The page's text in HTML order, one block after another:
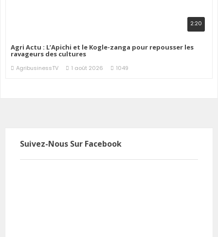
2:20
Agri Actu : L’Apichi et le Kogle-zanga pour repousser les
ravageurs des cultures
AgribusinessTV 1 août 2026 1049
Suivez-Nous Sur Facebook